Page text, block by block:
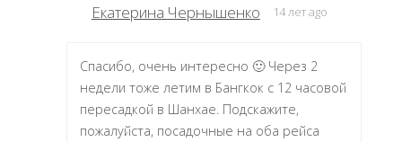
Екатерина Чернышенко 14 лет ago
Спасибо, очень интересно 🙂 Через 2
недели тоже летим в Бангкок с 12 часовой
пересадкой в Шанхае. Подскажите,
пожалуйста, посадочные на оба рейса